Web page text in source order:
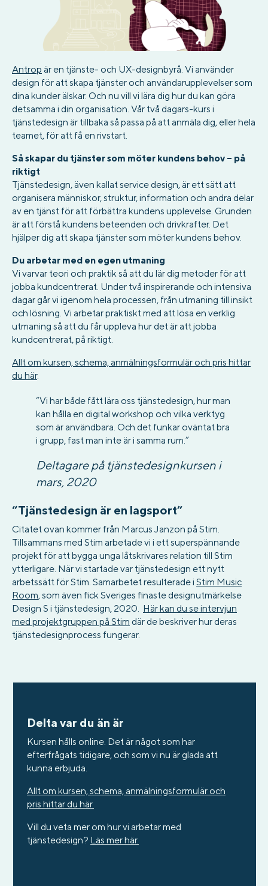
Antrop är en tjänste- och UX-designbyrå. Vi använder
design för att skapa tjänster och användarupplevelser som
dina kunder älskar. Och nu vill vi lära dig hur du kan göra
detsamma i din organisation. Vår två dagars-kurs i
tjänstedesign är tillbaka så passa på att anmäla dig, eller hela
teamet, för att få en rivstart.
Så skapar du tjänster som möter kundens behov – på
riktigt
Tjänstedesign, även kallat service design, är ett sätt att
organisera människor, struktur, information och andra delar
av en tjänst för att förbättra kundens upplevelse. Grunden
är att förstå kundens beteenden och drivkrafter. Det
hjälper dig att skapa tjänster som möter kundens behov.
Du arbetar med en egen utmaning
Vi varvar teori och praktik så att du lär dig metoder för att
jobba kundcentrerat. Under två inspirerande och intensiva
dagar går vi igenom hela processen, från utmaning till insikt
och lösning. Vi arbetar praktiskt med att lösa en verklig
utmaning så att du får uppleva hur det är att jobba
kundcentrerat, på riktigt.
Allt om kursen, schema, anmälningsformulär och pris hittar
du här.
“Vi har både fått lära oss tjänstedesign, hur man
kan hålla en digital workshop och vilka verktyg
som är användbara. Och det funkar oväntat bra
i grupp, fast man inte är i samma rum.”
Deltagare på tjänstedesignkursen i
mars, 2020
“Tjänstedesign är en lagsport”
Citatet ovan kommer från Marcus Janzon på Stim.
Tillsammans med Stim arbetade vi i ett superspännande
projekt för att bygga unga låtskrivares relation till Stim
ytterligare. När vi startade var tjänstedesign ett nytt
arbetssätt för Stim. Samarbetet resulterade i Stim Music
Room, som även fick Sveriges finaste designutmärkelse
Design S i tjänstedesign, 2020. Här kan du se intervjun
med projektgruppen på Stim där de beskriver hur deras
tjänstedesignprocess fungerar.
Delta var du än är
Kursen hålls online. Det är något som har
efterfrågats tidigare, och som vi nu är glada att
kunna erbjuda.
Allt om kursen, schema, anmälningsformulär och
pris hittar du här.
Vill du veta mer om hur vi arbetar med
tjänstedesign? Läs mer här.